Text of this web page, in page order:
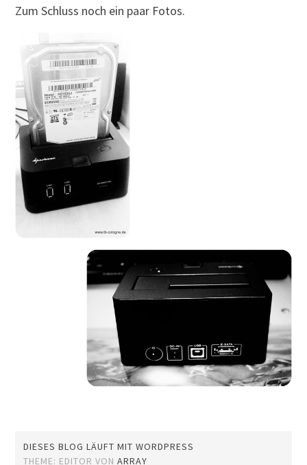
Zum Schluss noch ein paar Fotos.
DIESES BLOG LÄUFT MIT WORDPRESS
THEME: EDITOR VONARRAY